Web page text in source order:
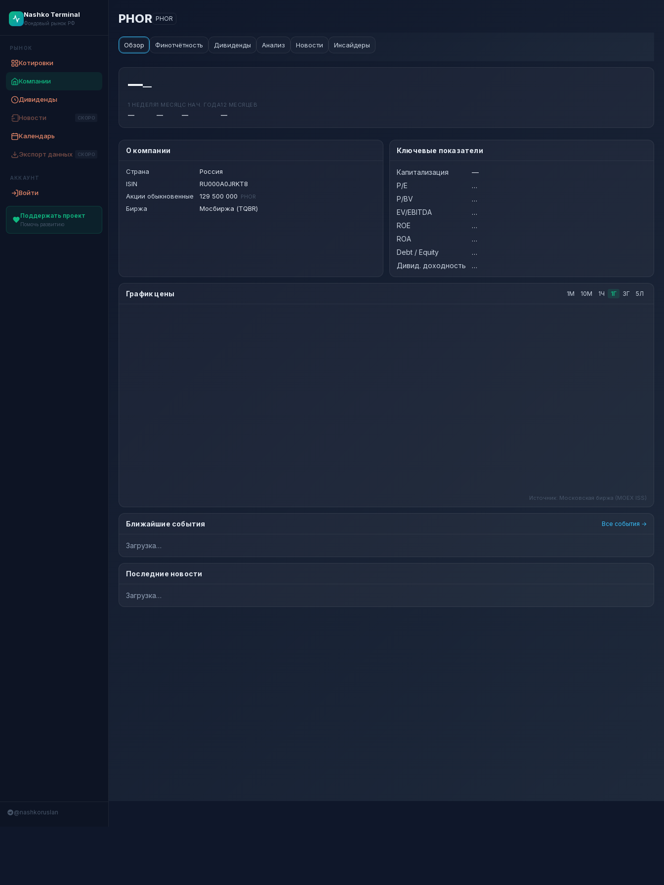
Nashko Terminal
Фондовый рынок РФ
РЫНОК
Котировки
Компании
Дивиденды
Новости СКОРО
Календарь
Экспорт данных СКОРО
АККАУНТ
Войти
Поддержать проект
Помочь развитию
@nashkoruslan
PHOR PHOR
Обзор Финотчётность Дивиденды Анализ Новости Инсайдеры
——
1 НЕДЕЛЯ
—
1 МЕСЯЦ
—
С НАЧ. ГОДА
—
12 МЕСЯЦЕВ
—
О компании
Страна
Россия
ISIN
RU000A0JRKT8
Акции обыкновенные
129 500 000 PHOR
Биржа Мосбиржа (TQBR)
Ключевые показатели
Капитализация
—
P/E
…
P/BV
…
EV/EBITDA
…
ROE
…
ROA
…
Debt / Equity
…
Дивид. доходность
…
График цены 1М 10М 1Ч 1Г 3Г 5Л
Источник: Московская биржа (MOEX ISS)
Ближайшие события Все события →
Загрузка…
Последние новости
Загрузка…